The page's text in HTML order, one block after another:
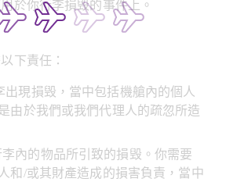
於你行李損毁的事件上。
下責任：
出現損毁，當中包括機艙內的個人
由於我們或我們代理人的疏忽所造
內的物品所引致的損毁。你需要
和/或其財產造成的損害負責，當中